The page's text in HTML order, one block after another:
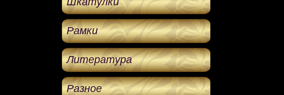
Рамки
Литература
Разное